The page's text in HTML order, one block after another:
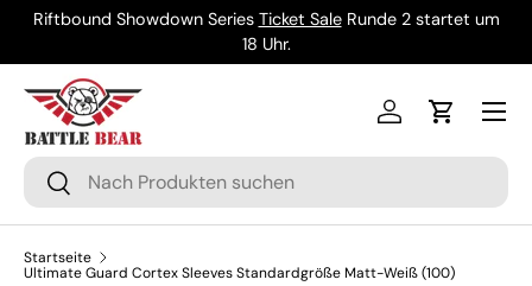
Riftbound Showdown Series Ticket SaleRunde 2 startet um
18 Uhr.
Suchen
Suchen
Einloggen
Menü
Startseite
Ultimate Guard Cortex Sleeves Standardgröße Matt-Weiß (100)